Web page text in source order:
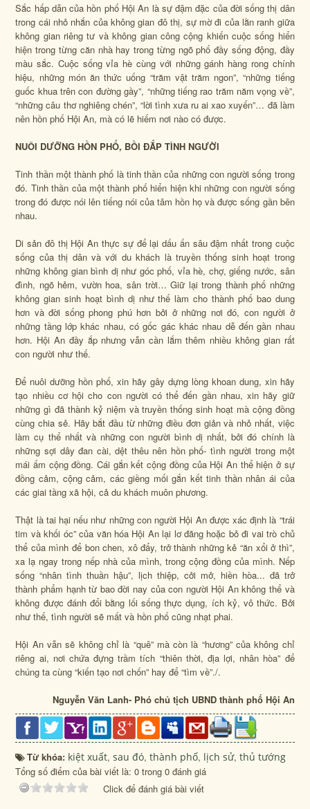
Sắc hấp dẫn của hồn phố Hội An là sự đậm đặc của đời sống thị dân
trong cái nhỏ nhắn của không gian đô thị, sự mờ đi của lằn ranh giữa
không gian riêng tư và không gian công cộng khiến cuộc sống hiển
hiện trong từng căn nhà hay trong từng ngõ phố đầy sống động, đầy
màu sắc. Cuộc sống vỉa hè cùng với những gánh hàng rong chính
hiệu, những món ăn thức uống “trăm vật trăm ngon”, “những tiếng
guốc khua trên con đường gầy”, “những tiếng rao trăm năm vọng về”,
“những câu thơ nghiêng chén”, “lời tình xưa ru ai xao xuyến”… đã làm
nên hồn phố Hội An, mà có lẽ hiếm nơi nào có được.
NUÔI DƯỠNG HỒN PHỐ, BỒI ĐẮP TÌNH NGƯỜI
Tinh thần một thành phố là tinh thần của những con người sống trong
đó. Tinh thần của một thành phố hiển hiện khi những con người sống
trong đó được nói lên tiếng nói của tâm hồn họ và được sống gần bên
nhau.
Di sản đô thị Hội An thực sự để lại dấu ấn sâu đậm nhất trong cuộc
sống của thị dân và với du khách là truyền thống sinh hoạt trong
những không gian bình dị như góc phố, vỉa hè, chợ, giếng nước, sân
đình, ngõ hẻm, vườn hoa, sân trời… Giữ lại trong thành phố những
không gian sinh hoạt bình dị như thế làm cho thành phố bao dung
hơn và đời sống phong phú hơn bởi ở những nơi đó, con người ở
những tầng lớp khác nhau, có gốc gác khác nhau dễ đến gần nhau
hơn. Hội An đầy ắp nhưng vẫn cần lắm thêm nhiều không gian rất
con người như thế.
Để nuôi dưỡng hồn phố, xin hãy gây dựng lòng khoan dung, xin hãy
tạo nhiều cơ hội cho con người có thể đến gần nhau, xin hãy giữ
những gì đã thành kỷ niệm và truyền thống sinh hoạt mà cộng đồng
cùng chia sẻ. Hãy bắt đầu từ những điều đơn giản và nhỏ nhất, việc
làm cụ thể nhất và những con người bình dị nhất, bởi đó chính là
những sợi dây đan cài, dệt thêu nên hồn phố- tình người trong một
mái ấm cộng đồng. Cái gắn kết cộng đồng của Hội An thể hiện ở sự
đồng cảm, cộng cảm, các giềng mối gắn kết tinh thần nhân ái của
các giai tầng xã hội, cả du khách muôn phương.
Thật là tai hại nếu như những con người Hội An được xác định là “trái
tim và khối óc” của văn hóa Hội An lại lơ đãng hoặc bỏ đi vai trò chủ
thể của mình để bon chen, xô đẩy, trở thành những kẻ “ăn xổi ở thì”,
xa lạ ngay trong nếp nhà của mình, trong cộng đồng của mình. Nếp
sống “nhân tình thuần hậu”, lịch thiệp, cởi mở, hiền hòa... đã trở
thành phẩm hạnh từ bao đời nay của con người Hội An không thể và
không được đánh đổi bằng lối sống thực dụng, ích kỷ, vô thức. Bởi
như thế, tình người sẽ mất và hồn phố cũng nhạt phai.
Hội An vẫn sẽ không chỉ là “quê” mà còn là “hương” của không chỉ
riêng ai, nơi chứa đựng trầm tích “thiên thời, địa lợi, nhân hòa” để
chúng ta cùng “kiến tạo nơi chốn” hay để “tìm về”./.
Nguyễn Văn Lanh- Phó chủ tịch UBND thành phố Hội An
Từ khóa: kiệt xuất,sau đó,thành phố, lịch sử,thủ tướng
Tổng số điểm của bài viết là: 0 trong 0 đánh giá
Click để đánh giá bài viết